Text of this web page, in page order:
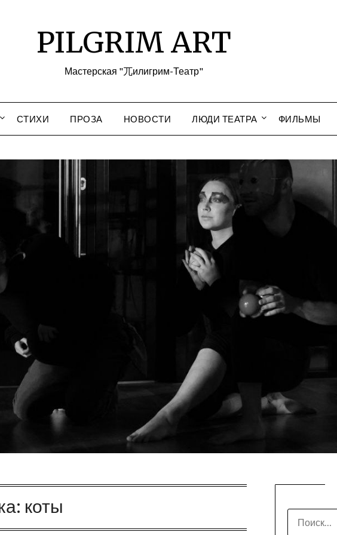
PILGRIM ART
Мастерская "兀илигрим-Театр"
СТИХИ ПРОЗА НОВОСТИ ЛЮДИ ТЕАТРА ФИЛЬМЫ
коты